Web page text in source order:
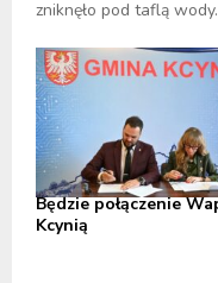
zniknęło pod taflą
Będzie połączenie
Kcynią